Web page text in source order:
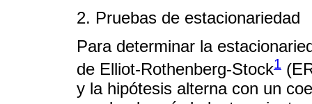
2. Pruebas de estacionariedad
Para determinar la
de Elliot-Rothenberg-Stock1
y la hipótesis alterna con un